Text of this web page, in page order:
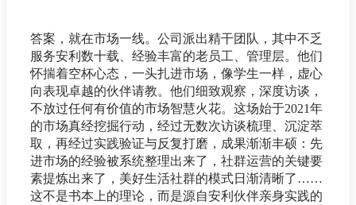
答案，就在市场一线。公司派出精干团队，其中不乏
服务安利数十载、经验丰富的老员工、管理层。他们
怀揣着空杯心态，一头扎进市场，像学生一样，虚心
向表现卓越的伙伴请教。他们细致观察，深度访谈，
不放过任何有价值的市场智慧火花。这场始于2021年
的市场真经挖掘行动，经过无数次访谈梳理、沉淀萃
取，再经过实践验证与反复打磨，成果渐渐丰硕：先
进市场的经验被系统整理出来了，社群运营的关键要
素提炼出来了，美好生活社群的模式日渐清晰了……
这不是书本上的理论，而是源自安利伙伴亲身实践的